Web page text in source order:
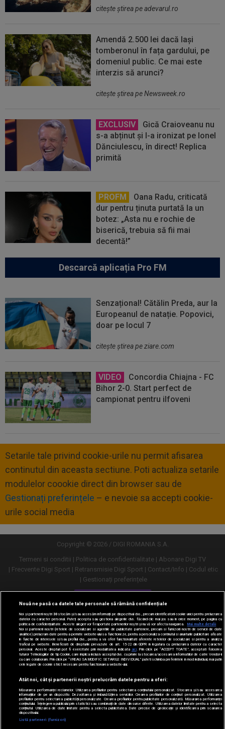
citeşte ştirea pe adevarul.ro
Amendă 2.500 lei dacă lași
tomberonul în fața gardului, pe
domeniul public. Ce mai este
interzis să arunci?
citeşte ştirea pe Newsweek.ro
EXCLUSIV
Gică Craioveanu nu
s-a abținut și l-a ironizat pe Ionel
Dănciulescu, în direct! Replica
primită
PROFM
Oana Radu, criticată
dur pentru ținuta purtată la un
botez: „Asta nu e rochie de
biserică, trebuia să fii mai
decentă!”
Descarcă aplicația Pro FM
Senzațional! Cătălin Preda, aur la
Europeanul de natație. Popovici,
doar pe locul 7
citeşte ştirea pe ziare.com
VIDEO
Concordia Chiajna - FC
Bihor 2-0. Start perfect de
campionat pentru ilfoveni
Setarile tale privind cookie-urile nu permit afisarea
continutul din aceasta sectiune. Poti actualiza setarile
modulelor coookie direct din browser sau de
Gestionați preferințele – e nevoie sa accepti cookie-
urile social media
Copyright © 2026 / DIGI ROMANIA S.A.
Termeni si conditii
Politica de confidentialitate
Abonare Digi TV
Frecvente Digi Sport
Retransmisie Digi Sport Contact/Info
Codul etic
Gestionați preferințele
Versiune desktop
Nouă ne pasă ca datele tale personale să rămână confidențiale
Noi și partenerii noștri30stocăm și/sau accesăm informații pe dispozitivul dvs., precum identificatorii cookie unici pentru prelucrarea
datelor cu caracter personal. Puteți accepta sau gestiona alegerile dvs. făcând clic mai jos sau în orice moment, pe pagina cu
politica de confidențialitate. Aceste alegeri vor fi raportate partenerilor noștri și nu vă vor afecta navigarea.
Mai multe detalii
Noi si partenerii nostri (retelele de socializare si agentiile de publicitate partenere, precum si furnizorii nostri de servicii de date
analitice) prelucram date pentru a permite website-ului sa functioneze, pentru a personaliza continutul si anunturile publicitare afisate
in functie de interesele si/sau profilul dvs., pentru a va oferi functionalitati aferente retelelor de socializare si pentru a analiza
traficul pe website. Beneficiati de drepturile prevazute de art. 15-22 din GDPR in legatura cu prelucrarea datelor cu caracter
personal. Aceste drepturi pot fi exercitate prin modalitatea indicata aici. Prin click pe “ACCEPT TOATE”, acceptati folosirea
tuturor Tehnologiilor de tip Cookie, care implica inclusiv acceptul dvs. cu privire la stocarea/accesarea informatiilor de catre Vendor-ii
cu care colaboram. Prin click pe “VREAU SA MODIFIC SETARILE INDIVIDUAL” puteti schimba preferintele in mod individual, mai putin
cele legate de cookie strict necesare pentru functionarea website-ului.
Atât noi, cât și partenerii noștri prelucrăm datele pentru a oferi:
Măsurarea performanței reclamelor. Utilizarea profilurilor pentru selectarea conținutului personalizat. Stocarea și/sau accesarea
informațiilor de pe un dispozitiv. Dezvoltarea și îmbunătățirea serviciilor. Crearea profilurilor de conținut personalizat. Utilizarea
profilurilor pentru selectarea publicității personalizate. Crearea profilurilor pentru publicitate personalizată. Măsurarea performanței
conținutului. Înțelegerea publicului prin statistici sau combinații de date din surse diferite. Utilizarea datelor limitate pentru a selecta
conținutul. Utilizarea de date limitate pentru a selecta publicitatea. Date precise de geolocație și identificarea prin scanarea
dispozitivului.
Listă parteneri (furnizori)